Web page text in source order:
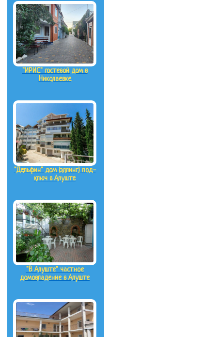
"ИРИС" гостевой дом в
Николаевке
"Дельфин" дом (эллинг) под-
ключ в Алуште
"В Алуште" частное
домовладение в Алуште